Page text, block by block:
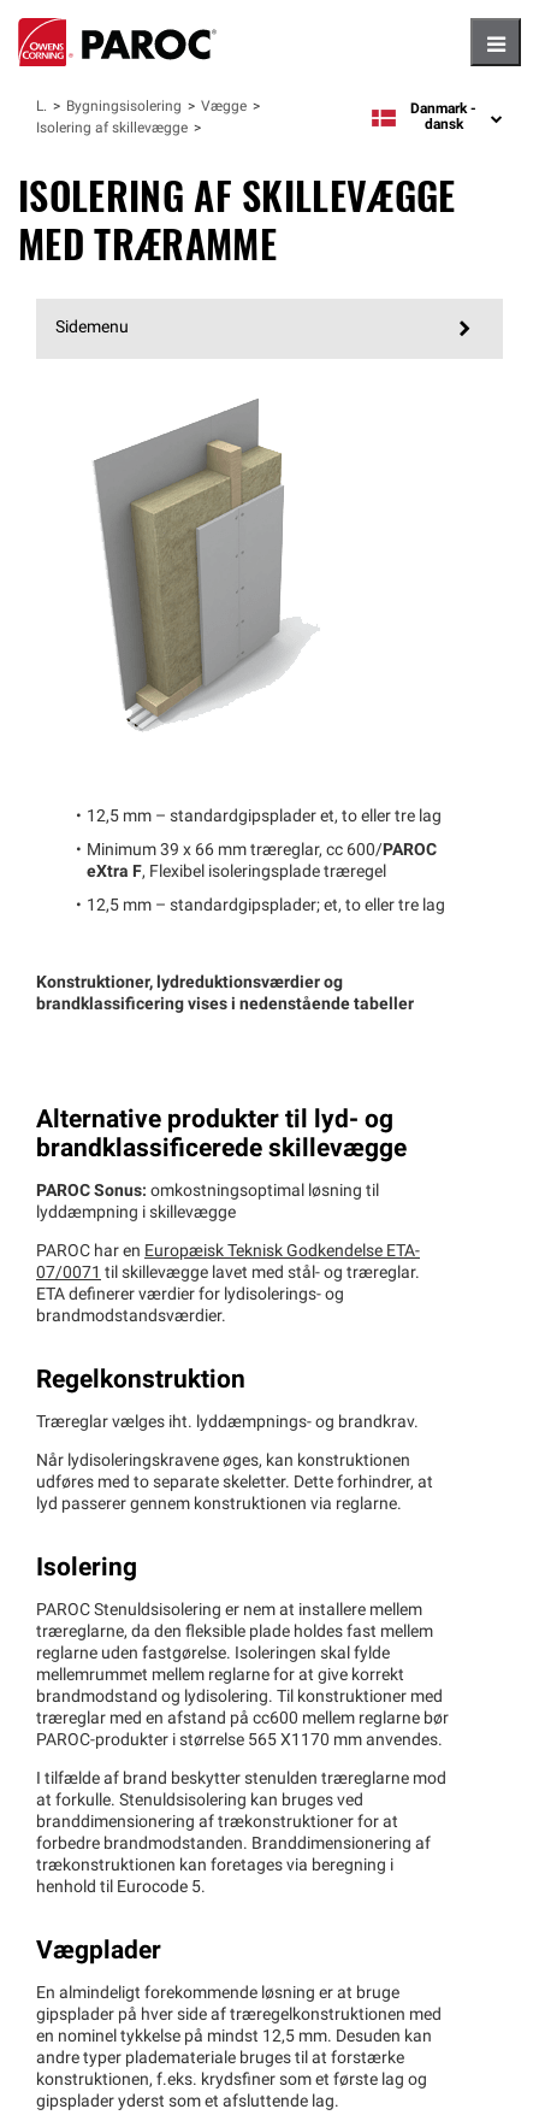
Løsninger Bygningsisolering
Vægge
Isolering af skillevægge
language
Danmark -
dansk
ISOLERING AF SKILLEVÆGGE
MED TRÆRAMME
Sidemenu
12,5 mm – standardgipsplader et, to eller tre lag
Minimum 39 x 66 mm træreglar, cc 600/PAROC
eXtra F, Flexibel isoleringsplade træregel
12,5 mm – standardgipsplader; et, to eller tre lag
Konstruktioner, lydreduktionsværdier og
brandklassificering vises i nedenstående tabeller
Alternative produkter til lyd- og
brandklassificerede skillevægge
PAROC Sonus: omkostningsoptimal løsning til
lyddæmpning i skillevægge
PAROC har en Europæisk Teknisk Godkendelse ETA-
07/0071 til skillevægge lavet med stål- og træreglar.
ETA definerer værdier for lydisolerings- og
brandmodstandsværdier.
Regelkonstruktion
Træreglar vælges iht. lyddæmpnings- og brandkrav.
Når lydisoleringskravene øges, kan konstruktionen
udføres med to separate skeletter. Dette forhindrer, at
lyd passerer gennem konstruktionen via reglarne.
Isolering
PAROC Stenuldsisolering er nem at installere mellem
træreglarne, da den fleksible plade holdes fast mellem
reglarne uden fastgørelse. Isoleringen skal fylde
mellemrummet mellem reglarne for at give korrekt
brandmodstand og lydisolering. Til konstruktioner med
træreglar med en afstand på cc600 mellem reglarne bør
PAROC-produkter i størrelse 565 X1170 mm anvendes.
I tilfælde af brand beskytter stenulden træreglarne mod
at forkulle. Stenuldsisolering kan bruges ved
branddimensionering af trækonstruktioner for at
forbedre brandmodstanden. Branddimensionering af
trækonstruktionen kan foretages via beregning i
henhold til Eurocode 5.
Vægplader
En almindeligt forekommende løsning er at bruge
gipsplader på hver side af træregelkonstruktionen med
en nominel tykkelse på mindst 12,5 mm. Desuden kan
andre typer plademateriale bruges til at forstærke
konstruktionen, f.eks. krydsfiner som et første lag og
gipsplader yderst som et afsluttende lag.